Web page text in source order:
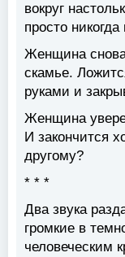
вокруг
просто
Женщина
скамье.
руками и
Женщина
И закончится
другому?
* * *
Два звука
громкие в
человеческим